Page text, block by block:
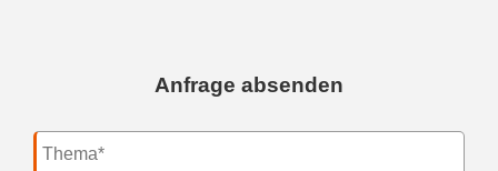
Anfrage absenden